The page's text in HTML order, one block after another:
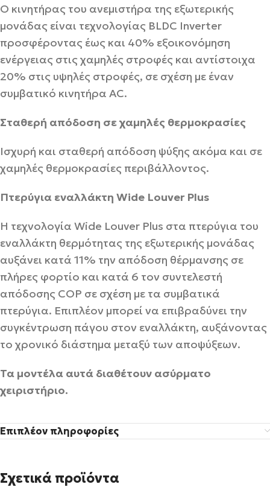
Ο κινητήρας του ανεμιστήρα της εξωτερικής
μονάδας είναι τεχνολογίας BLDC Inverter
προσφέροντας έως και 40% εξοικονόμηση
ενέργειας στις χαμηλές στροφές και αντίστοιχα
20% στις υψηλές στροφές, σε σχέση με έναν
συμβατικό κινητήρα AC.
Σταθερή απόδοση σε χαμηλές θερμοκρασίες
Ισχυρή και σταθερή απόδοση ψύξης ακόμα και σε
χαμηλές θερμοκρασίες περιβάλλοντος.
Πτερύγια εναλλάκτη Wide Louver Plus
H τεχνολογία Wide Louver Plus στα πτερύγια του
εναλλάκτη θερμότητας της εξωτερικής μονάδας
αυξάνει κατά 11% την απόδοση θέρμανσης σε
πλήρες φορτίο και κατά 6 τον συντελεστή
απόδοσης COP σε σχέση με τα συμβατικά
πτερύγια. Επιπλέον μπορεί να επιβραδύνει την
συγκέντρωση πάγου στον εναλλάκτη, αυξάνοντας
το χρονικό διάστημα μεταξύ των αποψύξεων.
Τα μοντέλα αυτά διαθέτουν ασύρματο
χειριστήριο.
Επιπλέον πληροφορίες
Σχετικά προϊόντα